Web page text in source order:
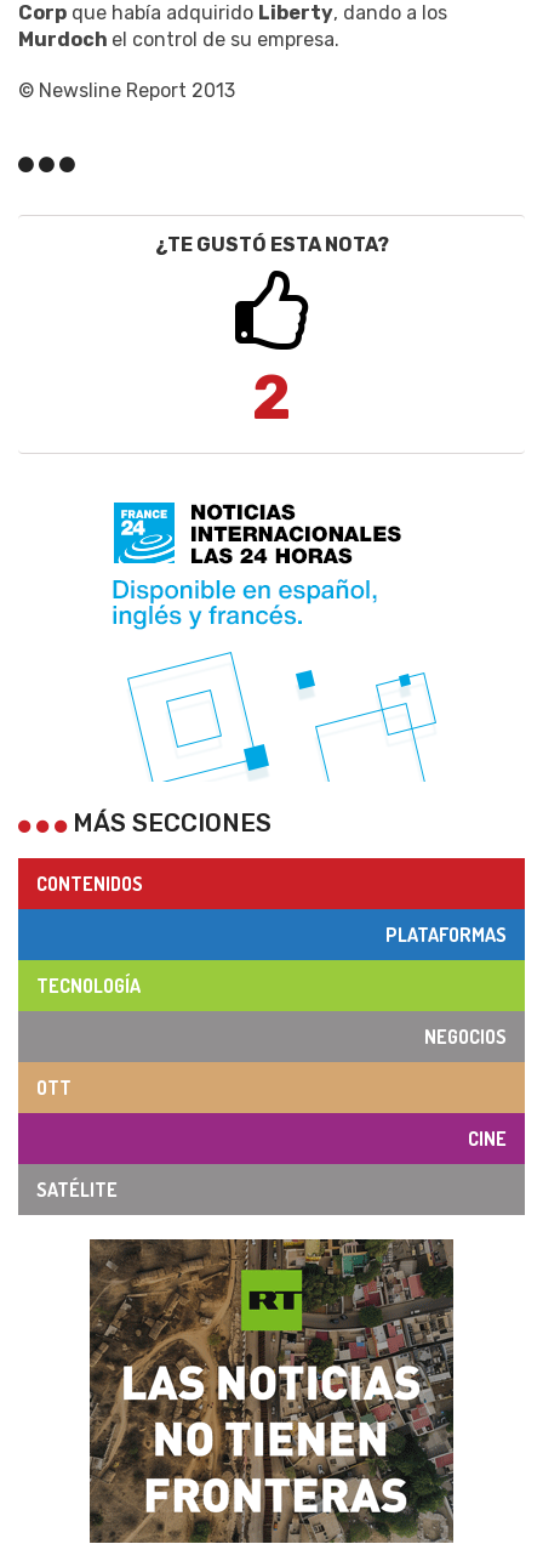
Corp que había adquirido Liberty, dando a los
Murdoch el control de su empresa.
© Newsline Report 2013
¿TE GUSTÓ ESTA NOTA?
2
MÁS SECCIONES
CONTENIDOS
PLATAFORMAS
TECNOLOGÍA
NEGOCIOS
OTT
CINE
SATÉLITE